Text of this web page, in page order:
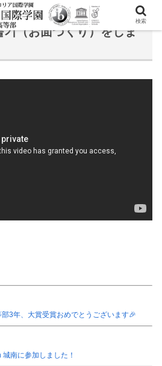
기（お面づくり）をしま
3年、大賞受賞おめでとうございます🎉
南に参加しました！
検索